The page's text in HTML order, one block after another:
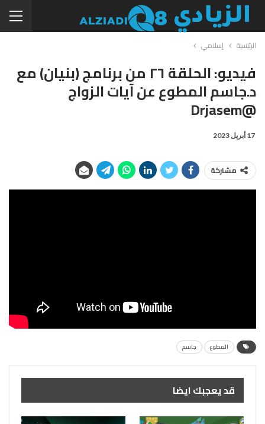
الرئيسية إسلامي
فيديو: الحلقة ٢٦ من برنامج (بنيان) مع
د.جاسم المطوع عن آيات الزواج
@drjasem
17 أبريل 2023
مشاركة
المطوع جاسم
قد يعجبك ايضا